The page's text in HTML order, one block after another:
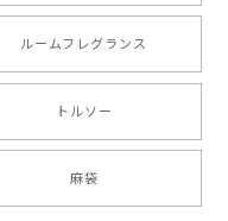
ルームフレグランス
トルソー
麻袋